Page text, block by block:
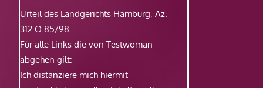
Urteil des Landgerichts Hamburg, Az.
312 O 85/98
Für alle Links die von Testwoman
abgehen gilt:
Ich distanziere mich hiermit